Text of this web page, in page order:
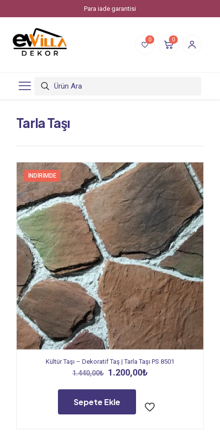
Para iade garantisi
0 0
Tarla Taşı
İNDIRIMDE
Kültür Taşı – Dekoratif Taş | Tarla Taşı PS 8501
1.440,00₺ Orijinal
1.440,00₺.
1.200,00₺
Sepete Ekle